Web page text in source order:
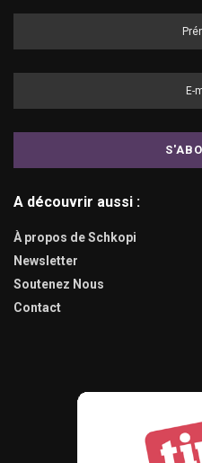
A découvrir aussi :
À propos de Schkopi
Newsletter
Soutenez Nous
Contact